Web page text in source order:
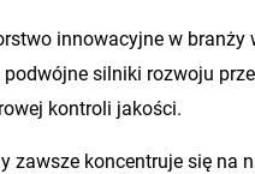
innowacyjne w
silniki rozwoju
kontroli jakości.
zawsze koncentruje się